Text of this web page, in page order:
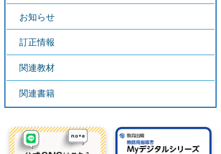
お知らせ
訂正情報
関連教材
関連書籍